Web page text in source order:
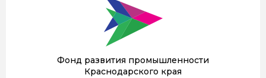
Фонд развития промышленности
Краснодарского края